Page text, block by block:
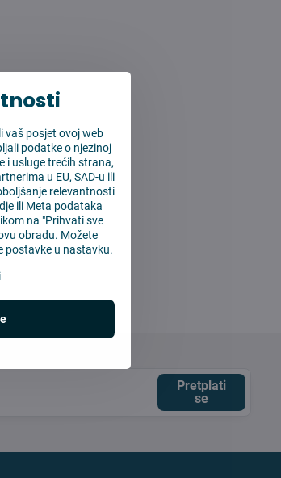
Pretplati
se
vaš posjet ovoj web
podatke o njezinoj
i usluge trećih strana,
u EU, SAD-u ili
relevantnosti
ili Meta podataka
na "Prihvati sve
obradu. Možete
postavke u nastavku.